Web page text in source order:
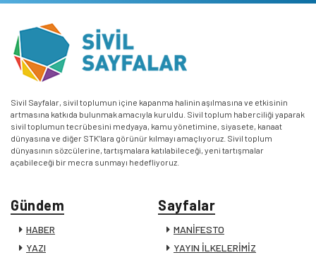
Sivil Sayfalar, sivil toplumun içine kapanma halinin aşılmasına ve etkisinin
artmasına katkıda bulunmak amacıyla kuruldu. Sivil toplum haberciliği yaparak
sivil toplumun tecrübesini medyaya, kamu yönetimine, siyasete, kanaat
dünyasına ve diğer STK’lara görünür kılmayı amaçlıyoruz. Sivil toplum
dünyasının sözcülerine, tartışmalara katılabileceği, yeni tartışmalar
açabileceği bir mecra sunmayı hedefliyoruz.
Gündem
HABER
YAZI
Sayfalar
MANİFESTO
YAYIN İLKELERİMİZ